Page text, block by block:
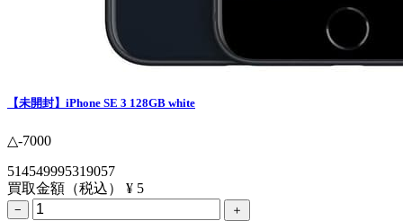
【未開封】iPhone SE 3 128GB white
△-7000
514549995319057
買取金額（税込）
¥ 5
− ＋